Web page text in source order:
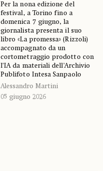
Per la nona edizione del
festival, a Torino fino a
domenica 7 giugno, la
giornalista presenta il suo
libro «La promessa» (Rizzoli)
accompagnato da un
cortometraggio prodotto con
l’IA da materiali dell’Archivio
Publifoto Intesa Sanpaolo
Alessandro Martini
05 giugno 2026